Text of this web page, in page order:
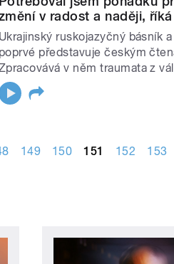
v radost a naději,
Ukrajinský ruskojazyčný básník
poprvé představuje českým
v něm traumata z
149 150 151 152 153